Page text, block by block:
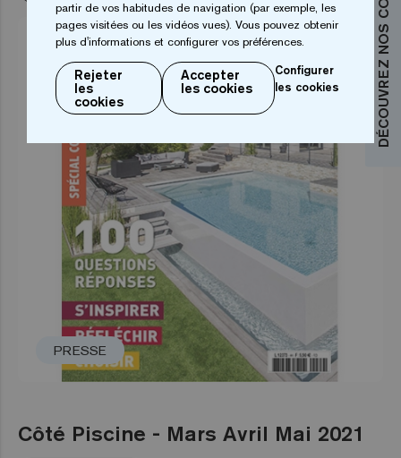
PRESSE
Côté Piscine - Mars Avril Mai 2021
partir de vos habitudes de navigation (par exemple, les
pages visitées ou les vidéos vues). Vous pouvez obtenir
plus d'informations et configurer vos préférences.
Rejeter
les
cookies
Accepter
les cookies
Configurer
les cookies